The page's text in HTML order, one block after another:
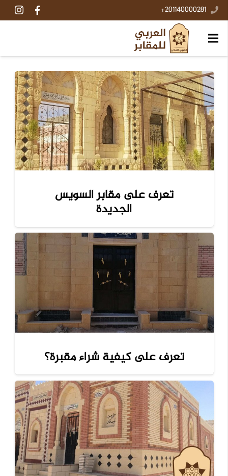
201140000281+
تعرف على مقابر السويس
الجديدة
تعرف على كيفية شراء مقبرة؟